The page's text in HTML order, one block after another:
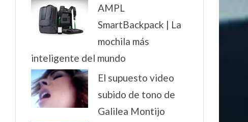
AMPL
SmartBackpack | La
mochila más
inteligente del mundo
El supuesto video
subido de tono de
Galilea Montijo